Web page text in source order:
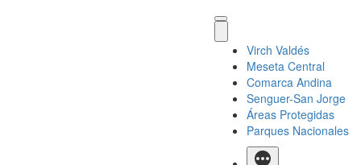
Virch Valdés
Meseta Central
Comarca Andina
Senguer-San Jorge
Áreas Protegidas
Parques Nacionales
Más